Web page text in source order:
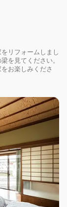
リフォームしまし
を見てください。
お楽しみくださ